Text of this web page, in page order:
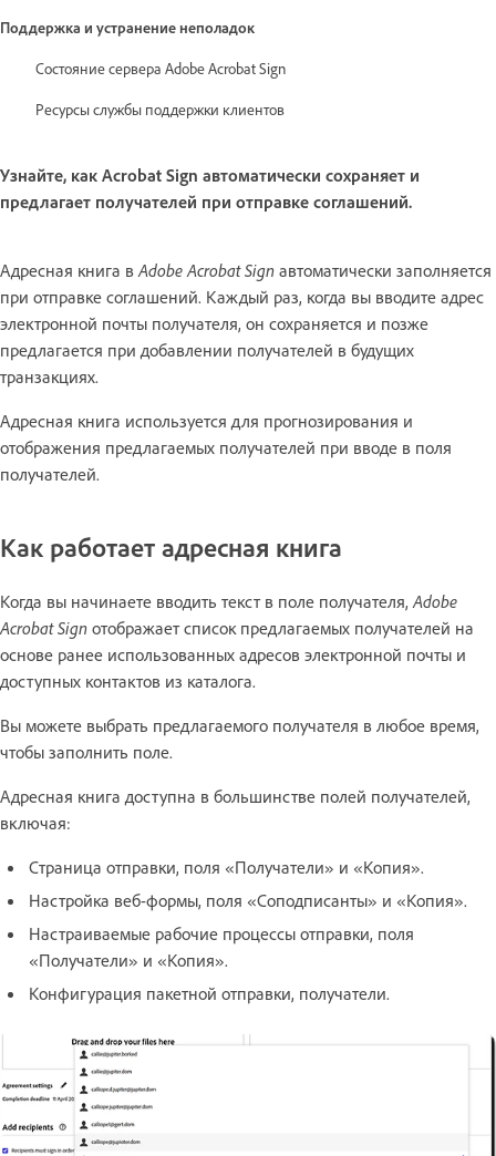
Поддержка и устранение неполадок
Состояние сервера Adobe Acrobat Sign
Ресурсы службы поддержки клиентов
Узнайте, как Acrobat Sign автоматически сохраняет и
предлагает получателей при отправке соглашений.
Адресная книга в Adobe Acrobat Sign автоматически заполняется
при отправке соглашений. Каждый раз, когда вы вводите адрес
электронной почты получателя, он сохраняется и позже
предлагается при добавлении получателей в будущих
транзакциях.
Адресная книга используется для прогнозирования и
отображения предлагаемых получателей при вводе в поля
получателей.
Как работает адресная книга
Когда вы начинаете вводить текст в поле получателя,Adobe
Acrobat Sign отображает список предлагаемых получателей на
основе ранее использованных адресов электронной почты и
доступных контактов из каталога.
Вы можете выбрать предлагаемого получателя в любое время,
чтобы заполнить поле.
Адресная книга доступна в большинстве полей получателей,
включая:
Страница отправки, поля «Получатели» и «Копия».
Настройка веб-формы, поля «Соподписанты» и «Копия».
Настраиваемые рабочие процессы отправки, поля
«Получатели» и «Копия».
Конфигурация пакетной отправки, получатели.